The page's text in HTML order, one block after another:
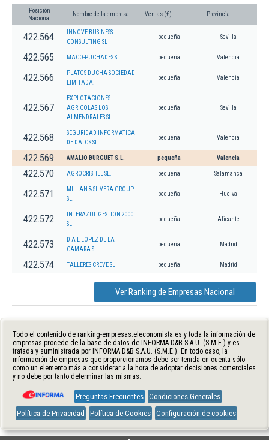
Posición
Nacional
Nombre de la empresa Ventas (€) Provincia
422.564
INNOVE BUSINESS
CONSULTING SL
pequeña Sevilla
422.565 MACO-PUCHADES SL pequeña Valencia
422.566
PLATOS DUCHA SOCIEDAD
LIMITADA.
pequeña Valencia
422.567
EXPLOTACIONES
AGRICOLAS LOS
ALMENDRALES SL
pequeña Sevilla
422.568
SEGURIDAD INFORMATICA
DE DATOS SL
pequeña Valencia
422.569 AMALIO BURGUET S.L. pequeña Valencia
422.570 AGROCRISHEL SL. pequeña Salamanca
422.571
MILLAN & SILVERA GROUP
SL.
pequeña Huelva
422.572
INTERAZUL GESTION 2000
SL
pequeña Alicante
422.573
D A L LOPEZ DE LA
CAMARA SL
pequeña Madrid
422.574 TALLERES CREVE SL pequeña Madrid
Ver Ranking de Empresas Nacional
Todo el contenido de ranking-empresas.eleconomista.es y toda la información de
empresas procede de la base de datos de INFORMA D&B S.A.U. (S.M.E.) y es
tratada y suministrada por INFORMA D&B S.A.U. (S.M.E.). En todo caso, la
información de empresas que proporcionamos debe ser tenida en cuenta sólo
como un elemento más a considerar a la hora de adoptar decisiones comerciales
y no debe por tanto determinar las mismas.
Preguntas Frecuentes Condiciones Generales
Política de Privacidad
Política de Cookies Configuración de cookies